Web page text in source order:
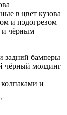
в цвет кузова
и подогревом
и чёрным
задний бамперы
чёрный молдинг
и